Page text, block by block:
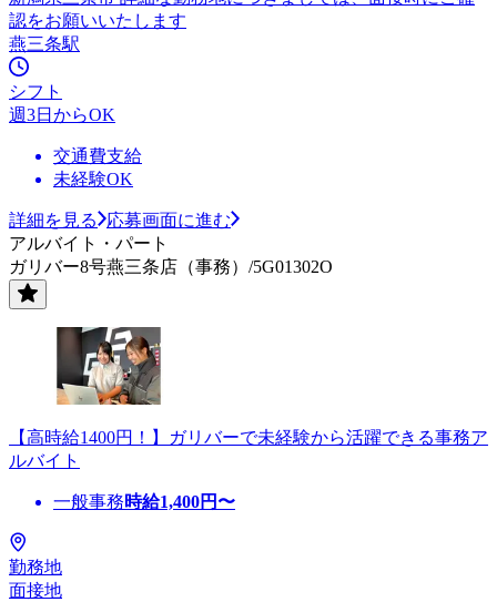
認をお願いいたします
燕三条駅
シフト
週3日からOK
交通費支給
未経験OK
詳細を見る
応募画面に進む
アルバイト・パート
ガリバー8号燕三条店（事務）/5G01302O
【高時給1400円！】ガリバーで未経験から活躍できる事務ア
ルバイト
一般事務時給1,400円〜
勤務地
面接地